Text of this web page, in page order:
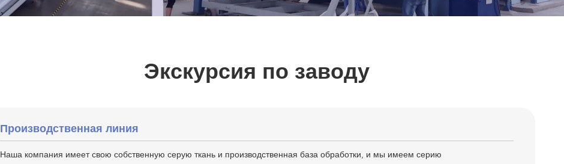
Экскурсия по заводу
Производственная линия
Наша компания имеет свою собственную серую ткань и производственная база обработки, и мы имеем серию